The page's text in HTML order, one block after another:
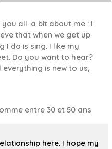
all .a bit about me : I
that when we get up
I do is sing. I like my
Do you want to hear?
is new to us,
entre 30 et 50 ans
here. I hope my